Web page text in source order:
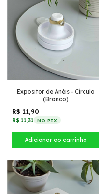
Expositor de Anéis - Círculo
(Branco)
R$ 11,90
R$ 11,31 NO PIX